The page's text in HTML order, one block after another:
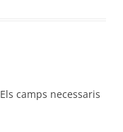
Els camps necessaris